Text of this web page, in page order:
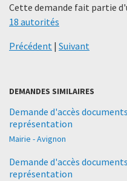
Cette demande fait partie
18 autorités
Précédent | Suivant
DEMANDES SIMILAIRES
Demande d'accès
représentation
Mairie - Avignon
Demande d'accès
représentation